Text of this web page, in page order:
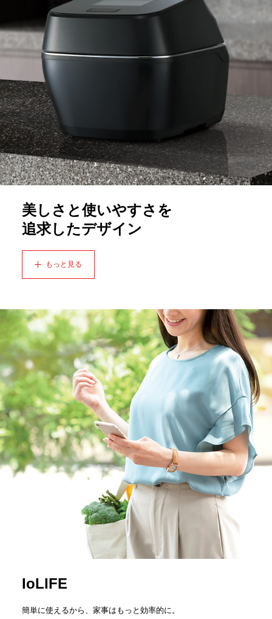
美しさと使いやすさを
追求したデザイン
もっと見る
IoLIFE
簡単に使えるから、家事はもっと効率的に。